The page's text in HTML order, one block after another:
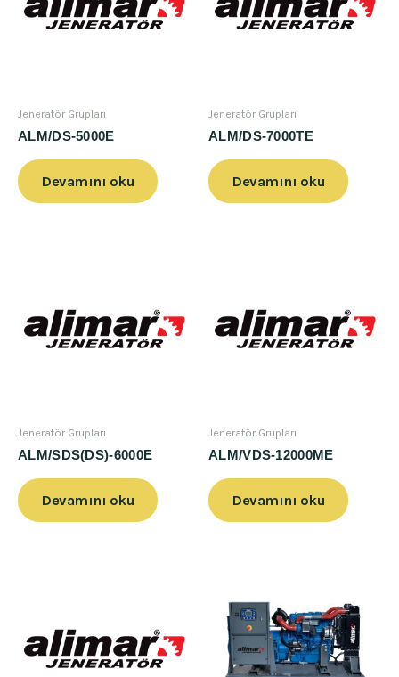
Jeneratör Grupları
ALM/DS-5000E
Devamını oku
Jeneratör Grupları
ALM/DS-7000TE
Devamını oku
Jeneratör Grupları
ALM/SDS(DS)-6000E
Devamını oku
Jeneratör Grupları
ALM/VDS-12000ME
Devamını oku